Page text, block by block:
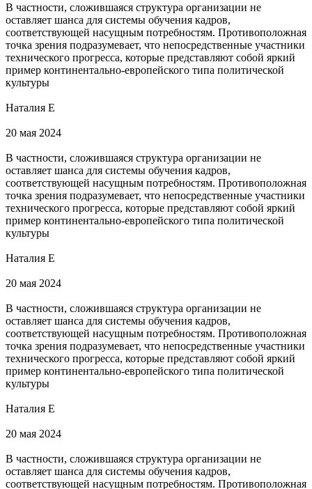
В частности, сложившаяся структура организации не
оставляет шанса для системы обучения кадров,
соответствующей насущным потребностям. Противоположная
точка зрения подразумевает, что непосредственные участники
технического прогресса, которые представляют собой яркий
пример континентально-европейского типа политической
культуры
Наталия Е
20 мая 2024
В частности, сложившаяся структура организации не
оставляет шанса для системы обучения кадров,
соответствующей насущным потребностям. Противоположная
точка зрения подразумевает, что непосредственные участники
технического прогресса, которые представляют собой яркий
пример континентально-европейского типа политической
культуры
Наталия Е
20 мая 2024
В частности, сложившаяся структура организации не
оставляет шанса для системы обучения кадров,
соответствующей насущным потребностям. Противоположная
точка зрения подразумевает, что непосредственные участники
технического прогресса, которые представляют собой яркий
пример континентально-европейского типа политической
культуры
Наталия Е
20 мая 2024
В частности, сложившаяся структура организации не
оставляет шанса для системы обучения кадров,
соответствующей насущным потребностям. Противоположная